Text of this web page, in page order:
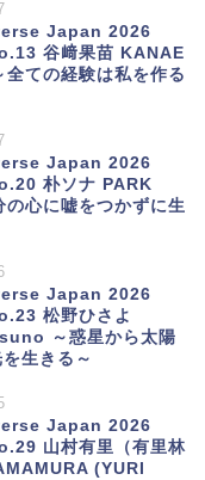
Japan 2026
谷﨑果苗 KANAE
ての経験は私を作る
Japan 2026
朴ソナ PARK
の心に嘘をつかずに生
Japan 2026
松野ひさよ
～惑星から太陽
生きる～
Japan 2026
山村有里（有里林
(YURI